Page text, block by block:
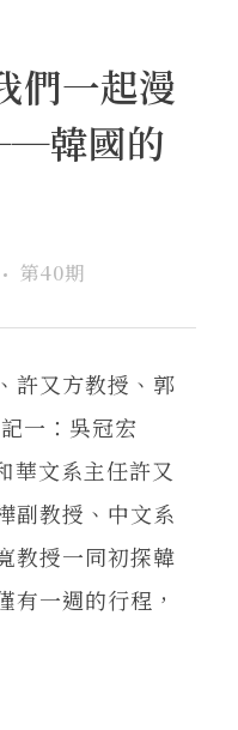
們一起漫
韓國的
第40期
許又方教授、郭
記一：吳冠宏
華文系主任許又
副教授、中文系
教授一同初探韓
有一週的行程，